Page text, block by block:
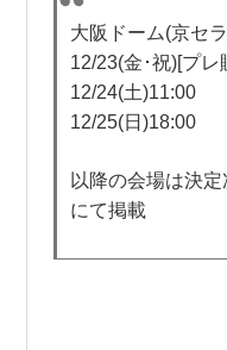
大阪ドーム(京セ
12/23(金･祝)[プ
12/24(土)11:00
12/25(日)18:00
以降の会場は決
にて掲載